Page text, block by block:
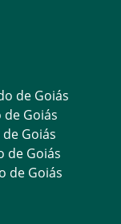
de Goiás
Goiás
Goiás
de Goiás
de Goiás